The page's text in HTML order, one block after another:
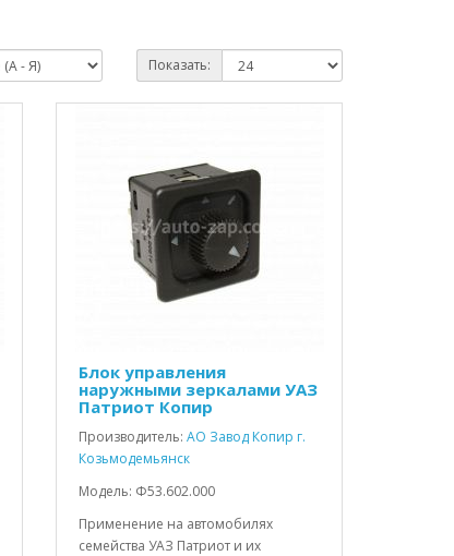
Показать:
Блок управления
наружными зеркалами УАЗ
Патриот Копир
Производитель:АО Завод Копир г.
Козьмодемьянск
Модель: Ф53.602.000
Применение на автомобилях
семейства УАЗ Патриот и их